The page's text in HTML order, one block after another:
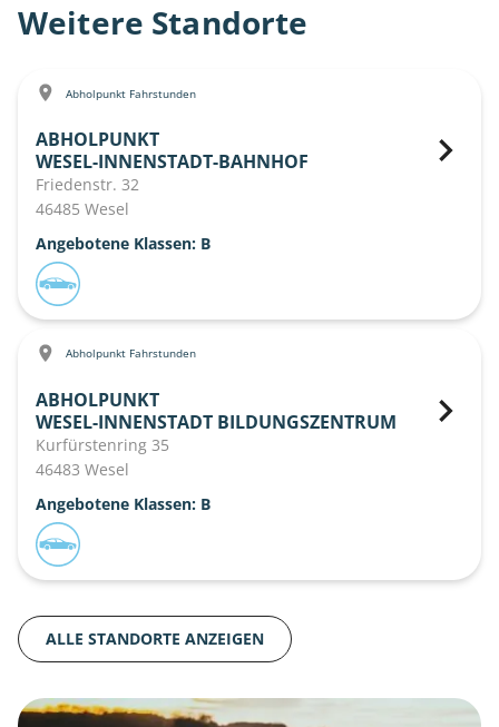
Weitere Standorte
Abholpunkt Fahrstunden
ABHOLPUNKT
WESEL-INNENSTADT-BAHNHOF
Friedenstr. 32
46485 Wesel
Angebotene Klassen: B
Abholpunkt Fahrstunden
ABHOLPUNKT
WESEL-INNENSTADT BILDUNGSZENTRUM
Kurfürstenring 35
46483 Wesel
Angebotene Klassen: B
ALLE STANDORTE ANZEIGEN